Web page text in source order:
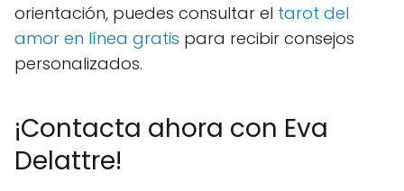
orientación, puedes consultar el tarot del
amor en línea gratis para recibir consejos
personalizados.
¡Contacta ahora con Eva
Delattre!